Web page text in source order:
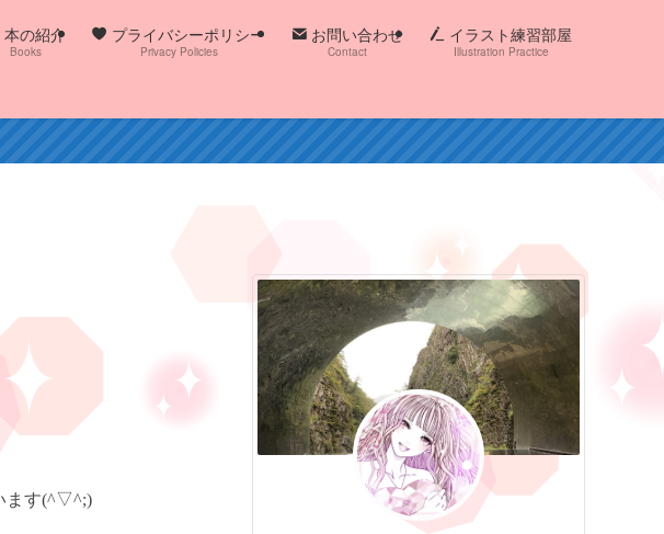
本の紹介
Books
プライバシーポリシー
Privacy Policies
お問い合わせ
Contact
イラスト練習部屋
Illustration Practice
ます(^▽^;)